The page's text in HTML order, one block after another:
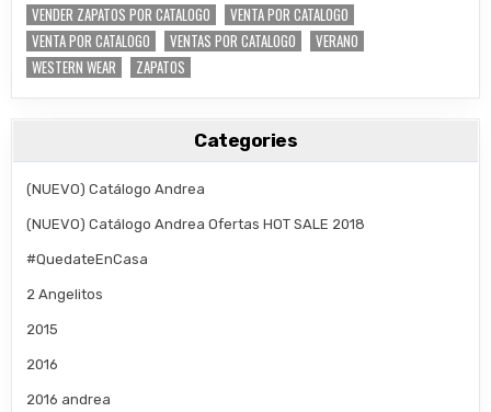
VENDER ZAPATOS POR CATALOGO
VENTA POR CATALOGO
VENTA POR CATALOGO
VENTAS POR CATALOGO
VERANO
WESTERN WEAR
ZAPATOS
Categories
(NUEVO) Catálogo Andrea
(NUEVO) Catálogo Andrea Ofertas HOT SALE 2018
#QuedateEnCasa
2 Angelitos
2015
2016
2016 andrea